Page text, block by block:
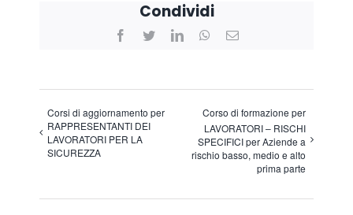
Condividi
Facebook
Twitter LinkedInWhatsApp
Corsi di aggiornamento per
RAPPRESENTANTI DEI
LAVORATORI PER LA
SICUREZZA
Corso di formazione per
LAVORATORI – RISCHI
SPECIFICI per Aziende a
rischio basso, medio e alto
prima parte